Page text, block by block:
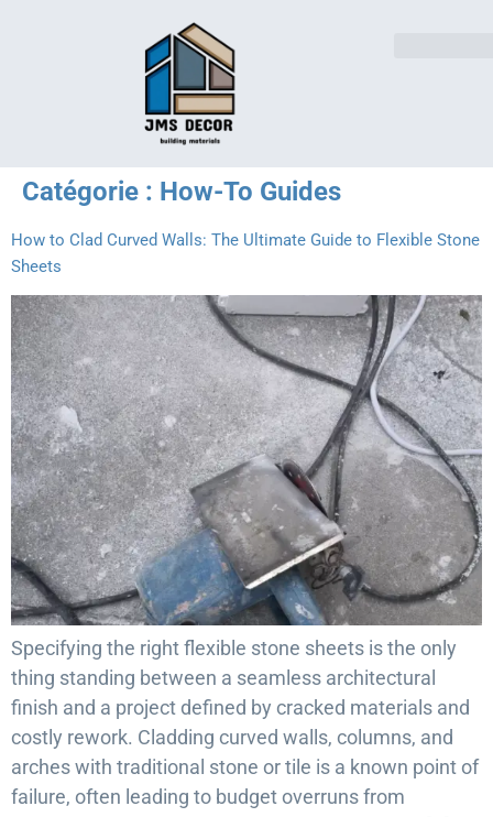
Catégorie : How-To Guides
How to Clad Curved Walls: The Ultimate Guide to Flexible Stone
Sheets
Specifying the right flexible stone sheets is the only
thing standing between a seamless architectural
finish and a project defined by cracked materials and
costly rework. Cladding curved walls, columns, and
arches with traditional stone or tile is a known point of
failure, often leading to budget overruns from